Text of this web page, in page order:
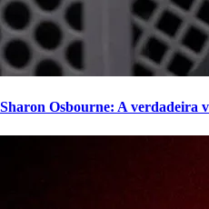
Sharon Osbourne: A verdadeira